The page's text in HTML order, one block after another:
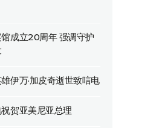
成立20周年 强调守护
伊万·加皮奇逝世致唁电
贺亚美尼亚总理